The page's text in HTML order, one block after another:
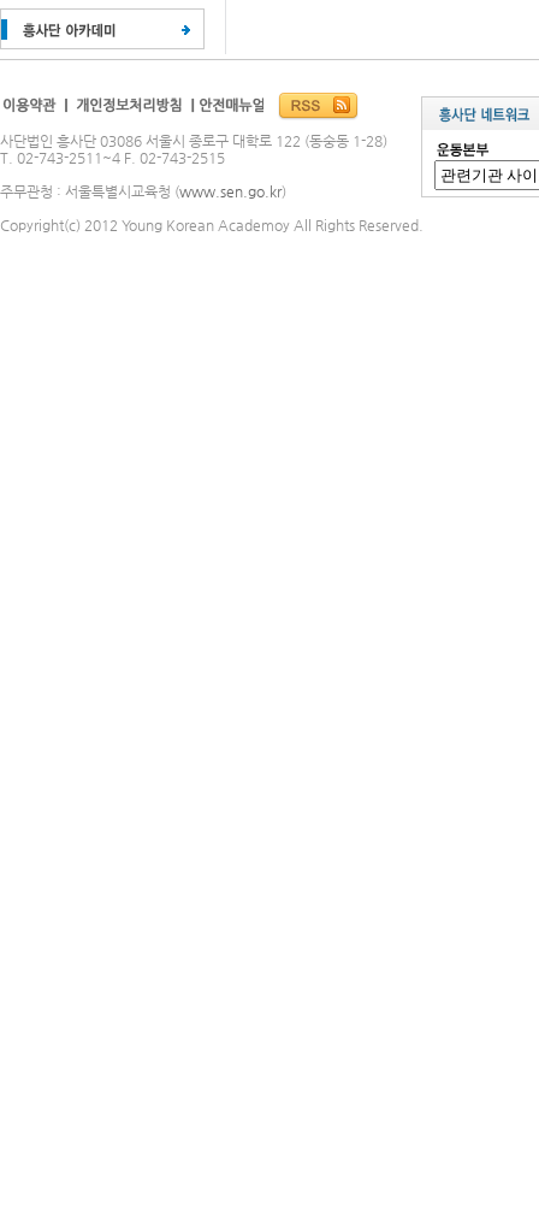
사단법인 흥사단 03086 서울시 종로구 대학로 122 (동숭동 1-28)
T. 02-743-2511~4 F. 02-743-2515
주무관청 : 서울특별시교육청 (www.sen.go.kr)
Copyright(c) 2012 Young Korean Academoy All Rights Reserved.